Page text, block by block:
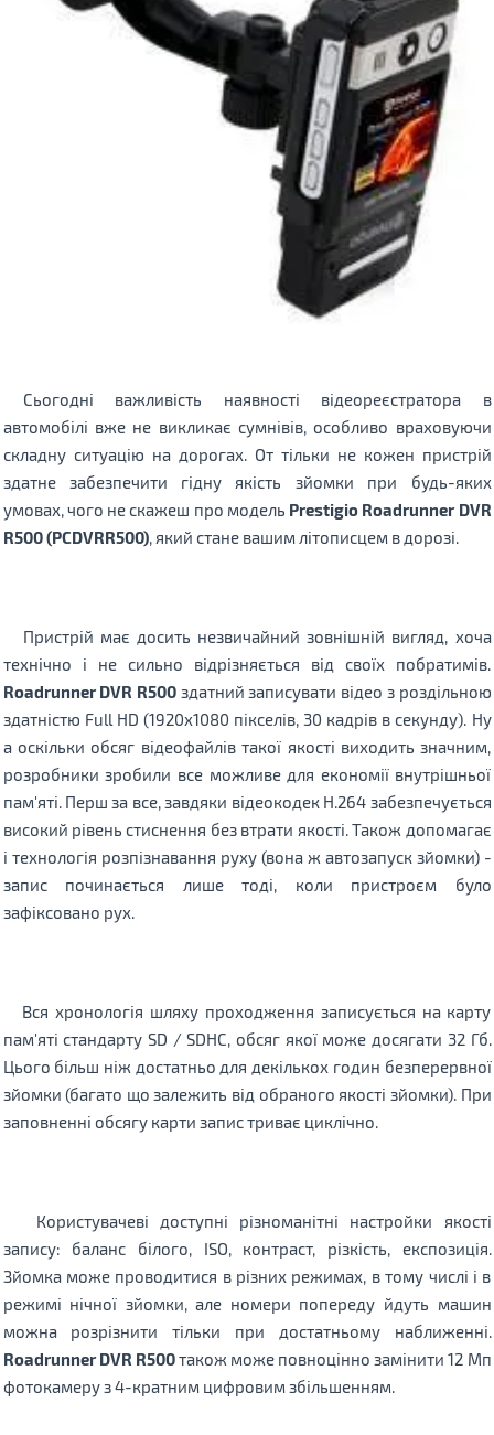
Сьогодні важливість наявності відеореєстратора в
автомобілі вже не викликає сумнівів, особливо враховуючи
складну ситуацію на дорогах. От тільки не кожен пристрій
здатне забезпечити гідну якість зйомки при будь-яких
умовах, чого не скажеш про модель Prestigio Roadrunner DVR
R500 (PCDVRR500), який стане вашим літописцем в дорозі.
Пристрій має досить незвичайний зовнішній вигляд, хоча
технічно і не сильно відрізняється від своїх побратимів.
Roadrunner DVR R500здатний записувати відео з роздільною
здатністю Full HD (1920x1080 пікселів, 30 кадрів в секунду). Ну
а оскільки обсяг відеофайлів такої якості виходить значним,
розробники зробили все можливе для економії внутрішньої
пам'яті. Перш за все, завдяки відеокодек H.264 забезпечується
високий рівень стиснення без втрати якості.Також допомагає
і технологія розпізнавання руху (вона ж автозапуск зйомки) -
запис починається лише тоді, коли пристроєм було
зафіксовано рух.
Вся хронологія шляху проходження записується на карту
пам'яті стандарту SD / SDНС, обсяг якої може досягати 32 Гб.
Цього більш ніж достатньо для декількох годин безперервної
зйомки (багато що залежить від обраного якості зйомки). При
заповненні обсягу карти запис триває циклічно.
Користувачеві доступні різноманітні настройки якості
запису: баланс білого, ISO, контраст, різкість, експозиція.
Зйомка може проводитися в різних режимах, в тому числі і в
режимі нічної зйомки, але номери попереду йдуть машин
можна розрізнити тільки при достатньому наближенні.
Roadrunner DVR R500також може повноцінно замінити 12 Мп
фотокамеру з 4-кратним цифровим збільшенням.